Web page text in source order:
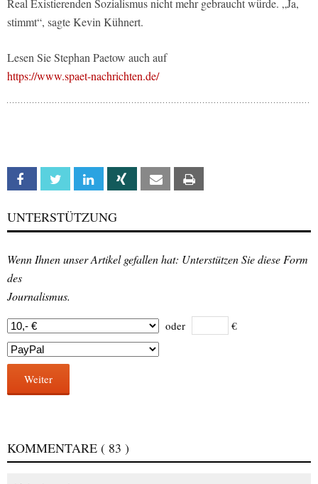
Real Existierenden Sozialismus nicht mehr gebraucht würde. „Ja,
stimmt“, sagte Kevin Kühnert.
Lesen Sie Stephan Paetow auch auf
https://www.spaet-nachrichten.de/
Facebook Twitter Linkedin Xing Email
UNTERSTÜTZUNG
Wenn Ihnen unser Artikel gefallen hat: Unterstützen Sie diese Form
des
Journalismus.
oder €
Weiter
KOMMENTARE ( 83 )